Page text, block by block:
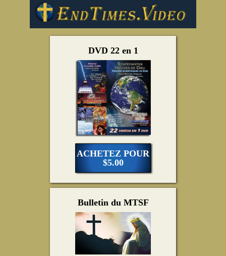
DVD 22 en 1
ACHETEZ POUR
$5.00
Bulletin du MTSF